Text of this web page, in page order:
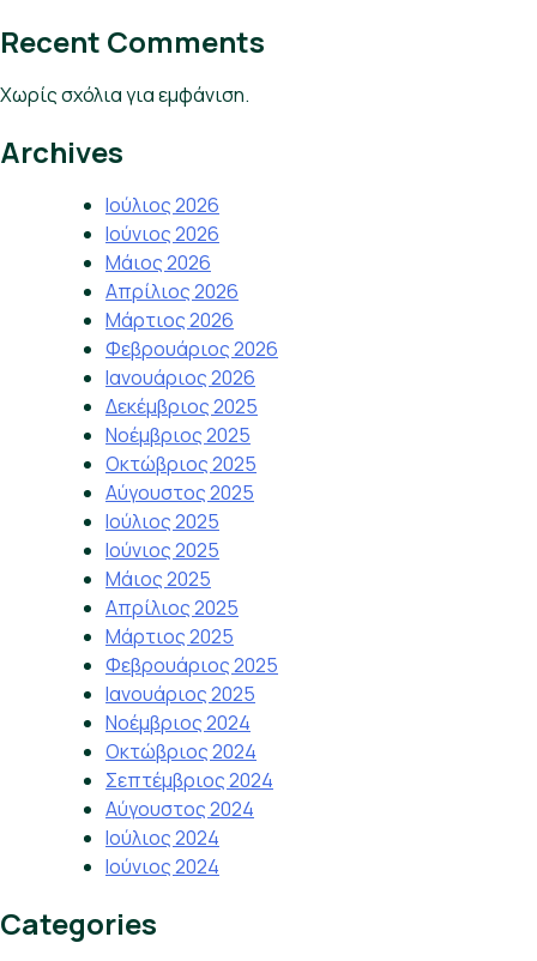
Recent Comments
Χωρίς σχόλια για εμφάνιση.
Archives
Ιούλιος 2026
Ιούνιος 2026
Μάιος 2026
Απρίλιος 2026
Μάρτιος 2026
Φεβρουάριος 2026
Ιανουάριος 2026
Δεκέμβριος 2025
Νοέμβριος 2025
Οκτώβριος 2025
Αύγουστος 2025
Ιούλιος 2025
Ιούνιος 2025
Μάιος 2025
Απρίλιος 2025
Μάρτιος 2025
Φεβρουάριος 2025
Ιανουάριος 2025
Νοέμβριος 2024
Οκτώβριος 2024
Σεπτέμβριος 2024
Αύγουστος 2024
Ιούλιος 2024
Ιούνιος 2024
Categories